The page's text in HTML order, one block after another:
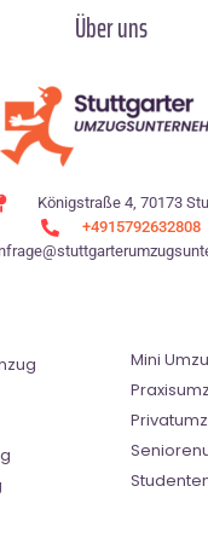
Über uns
Königstraße 4, 70173
+4915792632808
Mini